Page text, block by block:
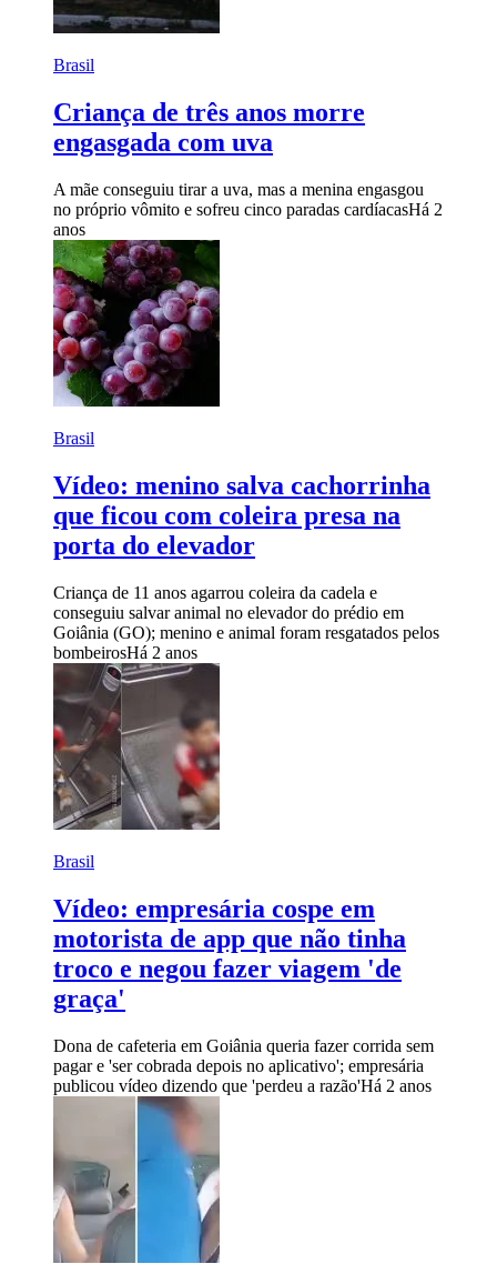
Brasil
Criança de três anos morre
engasgada com uva
A mãe conseguiu tirar a uva, mas a menina engasgou
no próprio vômito e sofreu cinco paradas cardíacasHá 2
anos
Brasil
Vídeo: menino salva cachorrinha
que ficou com coleira presa na
porta do elevador
Criança de 11 anos agarrou coleira da cadela e
conseguiu salvar animal no elevador do prédio em
Goiânia (GO); menino e animal foram resgatados pelos
bombeirosHá 2 anos
Brasil
Vídeo: empresária cospe em
motorista de app que não tinha
troco e negou fazer viagem 'de
graça'
Dona de cafeteria em Goiânia queria fazer corrida sem
pagar e 'ser cobrada depois no aplicativo'; empresária
publicou vídeo dizendo que 'perdeu a razão'Há 2 anos